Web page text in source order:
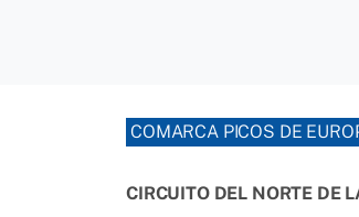
COMARCA PICOS DE
CIRCUITO DEL NORTE DE